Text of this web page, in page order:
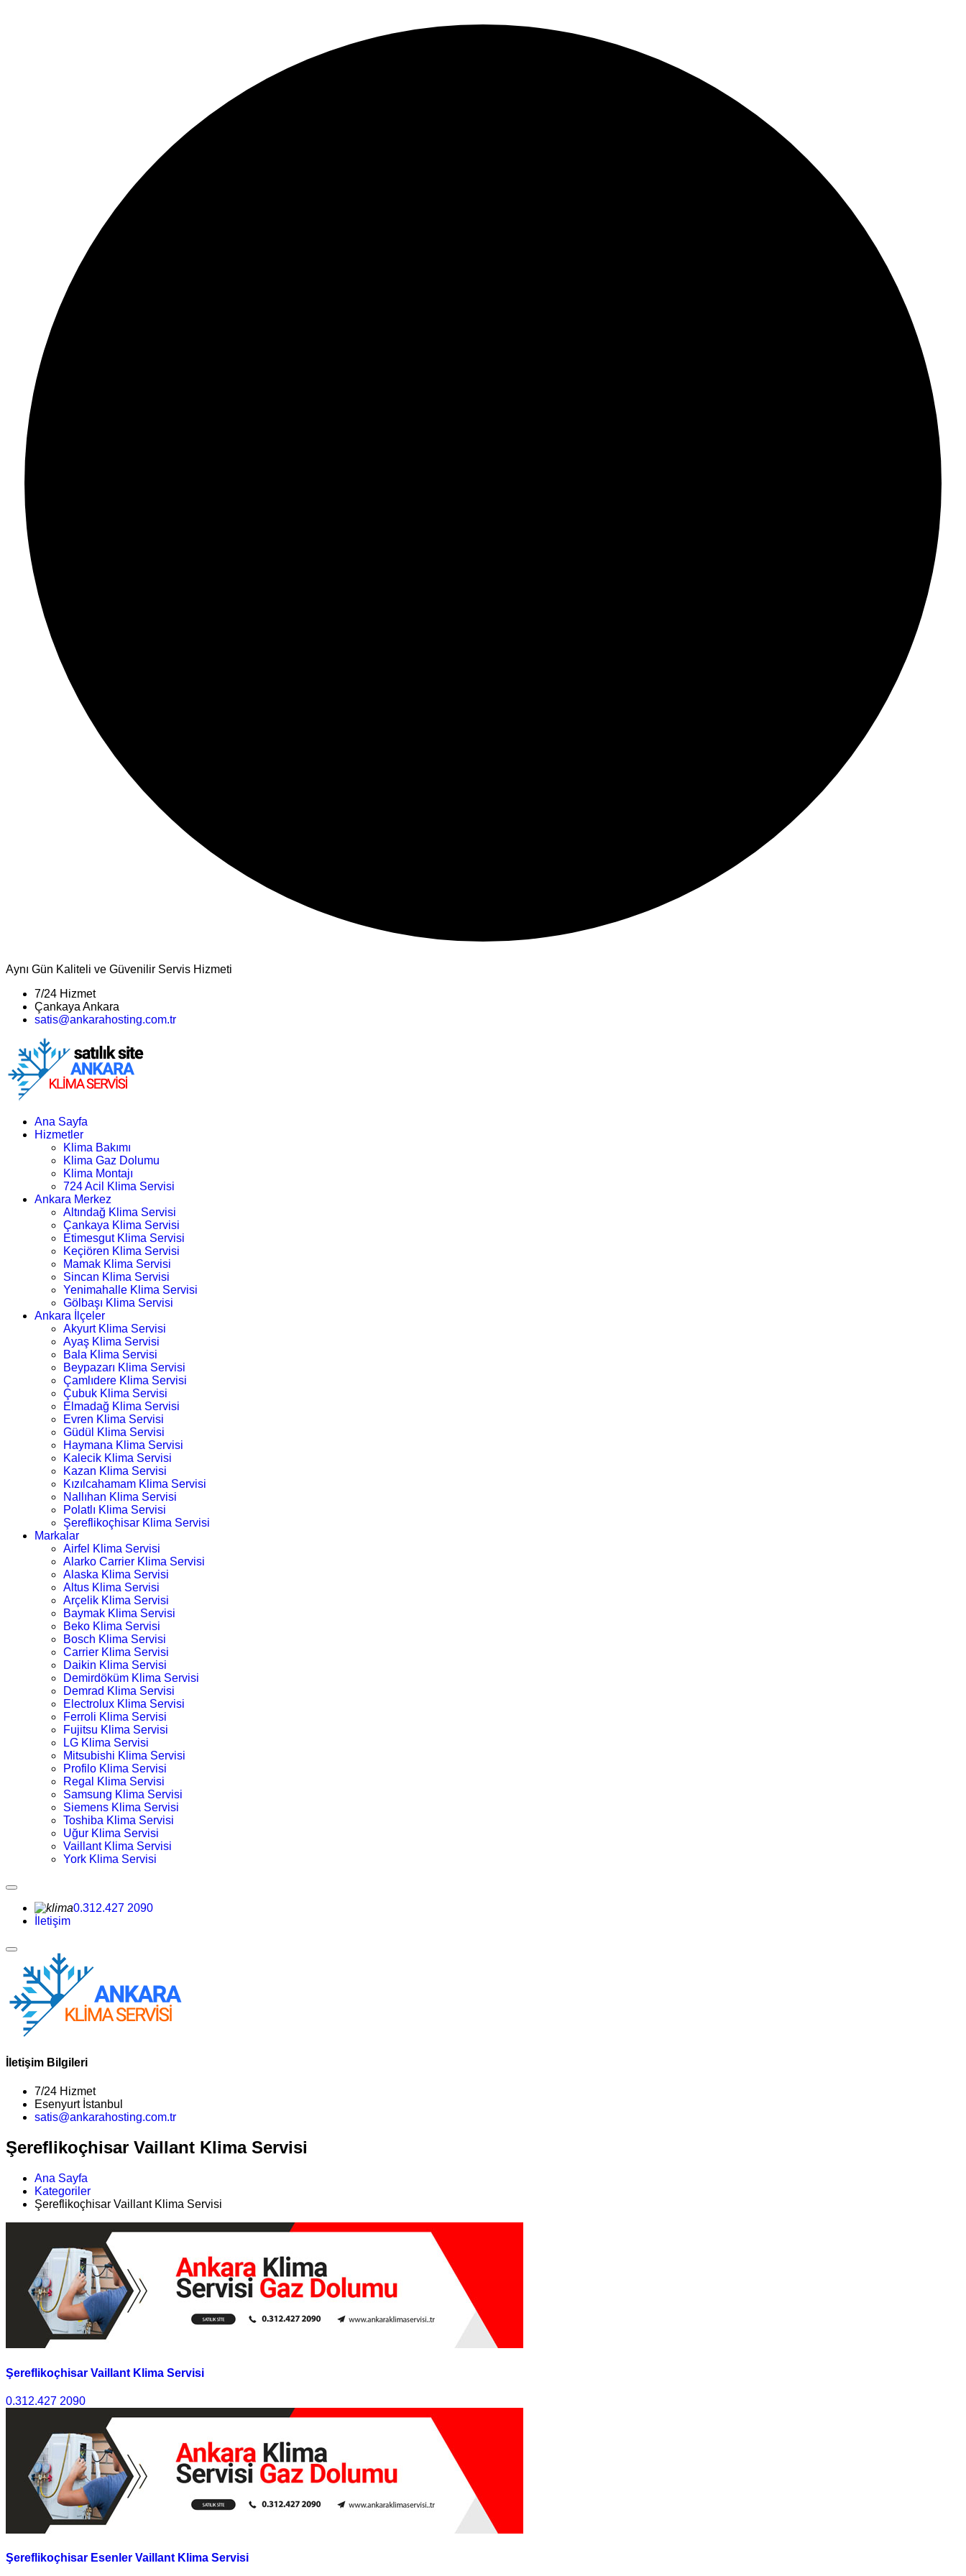
Aynı Gün Kaliteli ve Güvenilir Servis Hizmeti
7/24 Hizmet
Çankaya Ankara
satis@ankarahosting.com.tr
Ana Sayfa
Hizmetler
Klima Bakımı
Klima Gaz Dolumu
Klima Montajı
724 Acil Klima Servisi
Ankara Merkez
Altındağ Klima Servisi
Çankaya Klima Servisi
Etimesgut Klima Servisi
Keçiören Klima Servisi
Mamak Klima Servisi
Sincan Klima Servisi
Yenimahalle Klima Servisi
Gölbaşı Klima Servisi
Ankara İlçeler
Akyurt Klima Servisi
Ayaş Klima Servisi
Bala Klima Servisi
Beypazarı Klima Servisi
Çamlıdere Klima Servisi
Çubuk Klima Servisi
Elmadağ Klima Servisi
Evren Klima Servisi
Güdül Klima Servisi
Haymana Klima Servisi
Kalecik Klima Servisi
Kazan Klima Servisi
Kızılcahamam Klima Servisi
Nallıhan Klima Servisi
Polatlı Klima Servisi
Şereflikoçhisar Klima Servisi
Markalar
Airfel Klima Servisi
Alarko Carrier Klima Servisi
Alaska Klima Servisi
Altus Klima Servisi
Arçelik Klima Servisi
Baymak Klima Servisi
Beko Klima Servisi
Bosch Klima Servisi
Carrier Klima Servisi
Daikin Klima Servisi
Demirdöküm Klima Servisi
Demrad Klima Servisi
Electrolux Klima Servisi
Ferroli Klima Servisi
Fujitsu Klima Servisi
LG Klima Servisi
Mitsubishi Klima Servisi
Profilo Klima Servisi
Regal Klima Servisi
Samsung Klima Servisi
Siemens Klima Servisi
Toshiba Klima Servisi
Uğur Klima Servisi
Vaillant Klima Servisi
York Klima Servisi
0.312.427 2090
İletişim
İletişim Bilgileri
7/24 Hizmet
Esenyurt İstanbul
satis@ankarahosting.com.tr
Şereflikoçhisar Vaillant Klima Servisi
Ana Sayfa
Kategoriler
Şereflikoçhisar Vaillant Klima Servisi
Şereflikoçhisar Vaillant Klima Servisi
0.312.427 2090
Şereflikoçhisar Esenler Vaillant Klima Servisi